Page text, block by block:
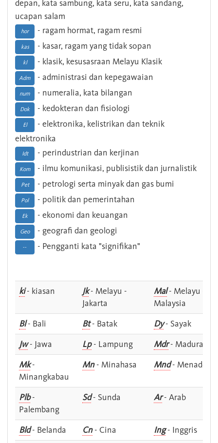
depan, kata sambung, kata seru, kata sandang,
ucapan salam
hor - ragam hormat, ragam resmi
kas - kasar, ragam yang tidak sopan
kl - klasik, kesusasraan Melayu Klasik
Adm - administrasi dan kepegawaian
num - numeralia, kata bilangan
Dok - kedokteran dan fisiologi
El
- elektronika, kelistrikan dan teknik
elektronika
Idt - perindustrian dan kerjinan
Kom - ilmu komunikasi, publisistik dan jurnalistik
Pet - petrologi serta minyak dan gas bumi
Pol - politik dan pemerintahan
Ek - ekonomi dan keuangan
Geo - geografi dan geologi
-- - Pengganti kata "signifikan"
ki- kiasan Jk- Melayu -
Jakarta
Mal- Melayu -
Malaysia
Bl- Bali Bt- Batak Dy- Sayak
Jw- Jawa Lp- Lampung Mdr- Madura
Mk-
Minangkabau
Mn- Minahasa Mnd- Menado
Plb-
Palembang
Sd- Sunda Ar- Arab
Bld- Belanda Cn- Cina Ing- Inggris